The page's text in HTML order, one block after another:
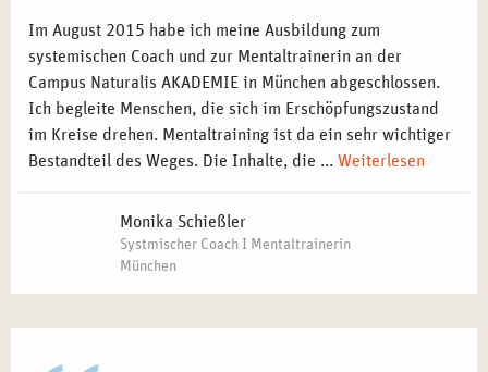
Im August 2015 habe ich meine Ausbildung zum
systemischen Coach und zur Mentaltrainerin an der
Campus Naturalis AKADEMIE in München abgeschlossen.
Ich begleite Menschen, die sich im Erschöpfungszustand
im Kreise drehen. Mentaltraining ist da ein sehr wichtiger
Bestandteil des Weges. Die Inhalte, die ... Weiterlesen
Monika Schießler
Systmischer Coach I Mentaltrainerin
München